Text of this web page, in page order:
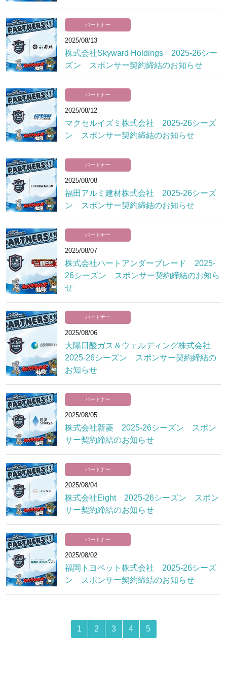
パートナー
2025/08/13
株式会社Skyward Holdings 2025-26シー
ズン スポンサー契約締結のお知らせ
パートナー
2025/08/12
マクセルイズミ株式会社 2025-26シーズ
ン スポンサー契約締結のお知らせ
パートナー
2025/08/08
福田アルミ建材株式会社 2025-26シーズ
ン スポンサー契約締結のお知らせ
パートナー
2025/08/07
株式会社ハートアンダーブレード 2025-
26シーズン スポンサー契約締結のお知ら
せ
パートナー
2025/08/06
大陽日酸ガス＆ウェルディング株式会社
2025-26シーズン スポンサー契約締結の
お知らせ
パートナー
2025/08/05
株式会社新菱 2025-26シーズン スポン
サー契約締結のお知らせ
パートナー
2025/08/04
株式会社Eight 2025-26シーズン スポン
サー契約締結のお知らせ
パートナー
2025/08/02
福岡トヨペット株式会社 2025-26シーズ
ン スポンサー契約締結のお知らせ
1 2 3 4 5